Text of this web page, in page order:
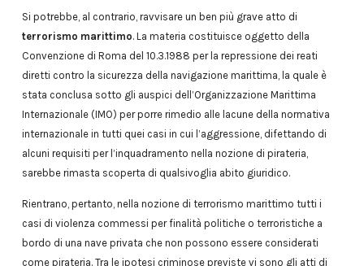
Si potrebbe, al contrario, ravvisare un ben più grave atto di
terrorismo marittimo. La materia costituisce oggetto della
Convenzione di Roma del 10.3.1988 per la repressione dei reati
diretti contro la sicurezza della navigazione marittima, la quale è
stata conclusa sotto gli auspici dell’Organizzazione Marittima
Internazionale (IMO) per porre rimedio alle lacune della normativa
internazionale in tutti quei casi in cui l’aggressione, difettando di
alcuni requisiti per l’inquadramento nella nozione di pirateria,
sarebbe rimasta scoperta di qualsivoglia abito giuridico.
Rientrano, pertanto, nella nozione di terrorismo marittimo tutti i
casi di violenza commessi per finalità politiche o terroristiche a
bordo di una nave privata che non possono essere considerati
come pirateria. Tra le ipotesi criminose previste vi sono gli atti di